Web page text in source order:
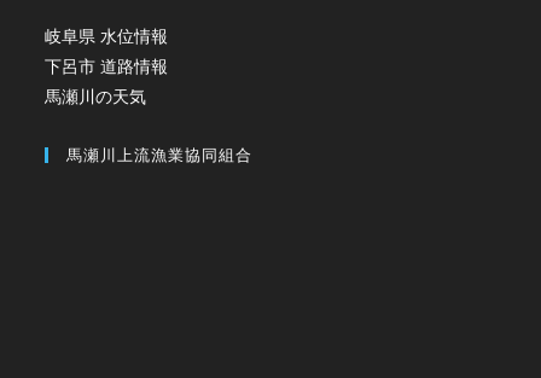
岐阜県 水位情報
下呂市 道路情報
馬瀬川の天気
馬瀬川上流漁業協同組合